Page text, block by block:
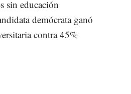
sin educación
demócrata ganó
contra 45%